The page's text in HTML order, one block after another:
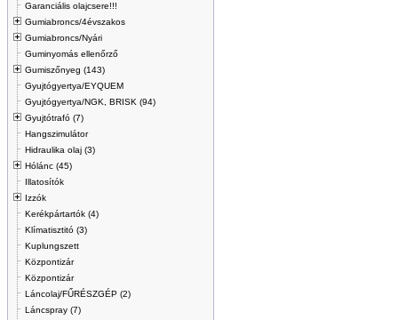
Garanciális olajcsere!!!
Gumiabroncs/4évszakos
Gumiabroncs/Nyári
Guminyomás ellenőrző
Gumiszőnyeg (143)
Gyujtógyertya/EYQUEM
Gyujtógyertya/NGK, BRISK (94)
Gyujtótrafó (7)
Hangszimulátor
Hidraulika olaj (3)
Hólánc (45)
Illatosítók
Izzók
Kerékpártartók (4)
Klímatisztitó (3)
Kuplungszett
Központizár
Központizár
Láncolaj/FŰRÉSZGÉP (2)
Láncspray (7)